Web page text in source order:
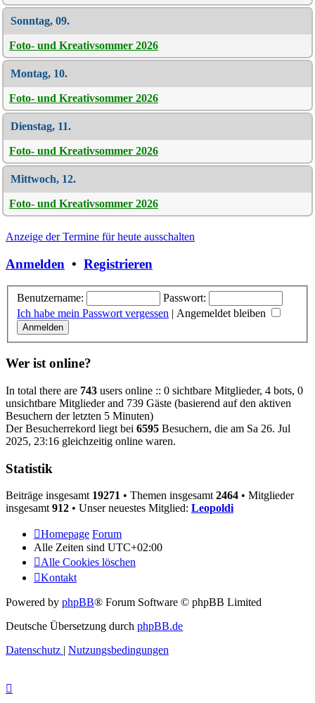
Sonntag, 09.
Foto- und Kreativsommer 2026
Montag, 10.
Foto- und Kreativsommer 2026
Dienstag, 11.
Foto- und Kreativsommer 2026
Mittwoch, 12.
Foto- und Kreativsommer 2026
Anzeige der Termine für heute ausschalten
Anmelden • Registrieren
Benutzername:
Passwort:
Ich habe mein Passwort vergessen | Angemeldet bleiben
Wer ist online?
In total there are 743 users online :: 0 sichtbare Mitglieder, 4 bots, 0
unsichtbare Mitglieder and 739 Gäste (basierend auf den aktiven
Besuchern der letzten 5 Minuten)
Der Besucherrekord liegt bei 6595 Besuchern, die am Sa 26. Jul
2025, 23:16 gleichzeitig online waren.
Statistik
Beiträge insgesamt 19271 • Themen insgesamt 2464 • Mitglieder
insgesamt 912 • Unser neuestes Mitglied: Leopoldi
Homepage Forum
Alle Zeiten sind UTC+02:00
Alle Cookies löschen
Kontakt
Powered by phpBB® Forum Software © phpBB Limited
Deutsche Übersetzung durch phpBB.de
Datenschutz | Nutzungsbedingungen